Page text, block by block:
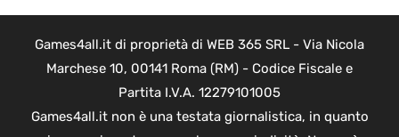
Games4all.it di proprietà di WEB 365 SRL - Via Nicola
Marchese 10, 00141 Roma (RM) - Codice Fiscale e
Partita I.V.A. 12279101005
Games4all.it non è una testata giornalistica, in quanto